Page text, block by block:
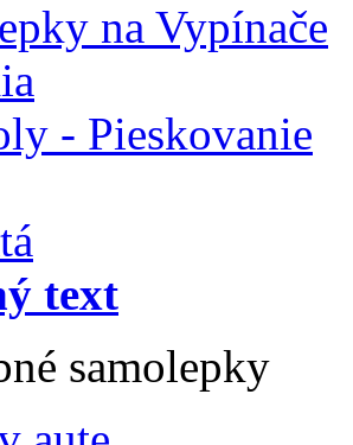
na Vypínače
- Pieskovanie
text
samolepky